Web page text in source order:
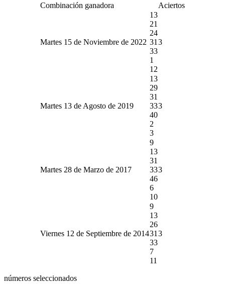
Combinación ganadora Aciertos
Martes 15 de Noviembre de 2022
13
21
24
31
33
1
12
3
Martes 13 de Agosto de 2019
13
29
31
33
40
2
3
3
Martes 28 de Marzo de 2017
9
13
31
33
46
6
10
3
Viernes 12 de Septiembre de 2014
9
13
26
31
33
7
11
3
números seleccionados